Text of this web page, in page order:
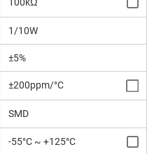
1/10W
±5%
±200ppm/°C
SMD
-55°C ~ +125°C